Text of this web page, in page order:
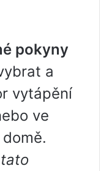
pokyny
a
vytápění
ve